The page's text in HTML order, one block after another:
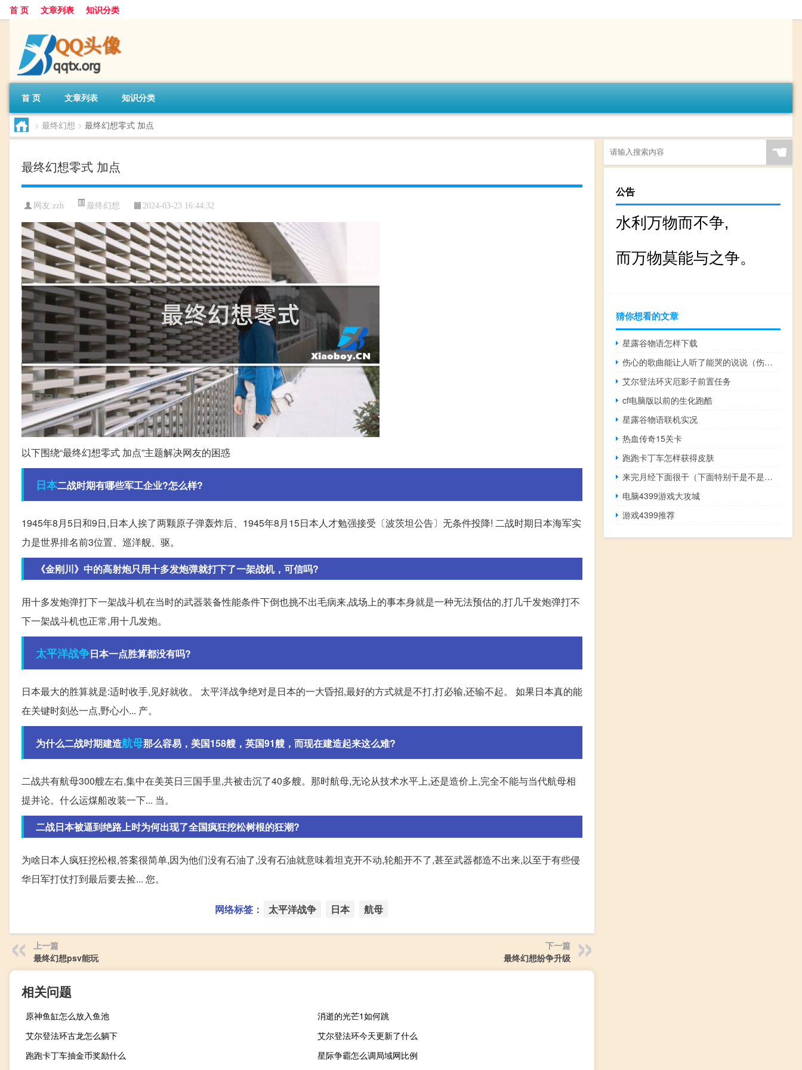
首 页 文章列表 知识分类
首 页 文章列表 知识分类
> 最终幻想 > 最终幻想零式 加点
最终幻想零式 加点
网友:zzh 最终幻想 2024-03-23 16:44:32
以下围绕“最终幻想零式 加点”主题解决网友的困惑
日本二战时期有哪些军工企业?怎么样?
1945年8月5日和9日,日本人挨了两颗原子弹轰炸后、1945年8月15日本人才勉强接受〔波茨坦公告〕无条件投降! 二战时期日本海军实
力是世界排名前3位置、巡洋舰、驱。
《金刚川》中的高射炮只用十多发炮弹就打下了一架战机，可信吗?
用十多发炮弹打下一架战斗机在当时的武器装备性能条件下倒也挑不出毛病来,战场上的事本身就是一种无法预估的,打几千发炮弹打不
下一架战斗机也正常,用十几发炮。
太平洋战争日本一点胜算都没有吗?
日本最大的胜算就是:适时收手,见好就收。 太平洋战争绝对是日本的一大昏招,最好的方式就是不打,打必输,还输不起。 如果日本真的能
在关键时刻怂一点,野心小... 产。
为什么二战时期建造航母那么容易，美国158艘，英国91艘，而现在建造起来这么难?
二战共有航母300艘左右,集中在美英日三国手里,共被击沉了40多艘。那时航母,无论从技术水平上,还是造价上,完全不能与当代航母相
提并论。什么运煤船改装一下... 当。
二战日本被逼到绝路上时为何出现了全国疯狂挖松树根的狂潮?
为啥日本人疯狂挖松根,答案很简单,因为他们没有石油了,没有石油就意味着坦克开不动,轮船开不了,甚至武器都造不出来,以至于有些侵
华日军打仗打到最后要去捡... 您。
网络标签： 太平洋战争 日本 航母
上一篇
最终幻想psv能玩
下一篇
最终幻想纷争升级
相关问题
原神鱼缸怎么放入鱼池
消逝的光芒1如何跳
艾尔登法环古龙怎么躺下
艾尔登法环今天更新了什么
跑跑卡丁车抽金币奖励什么
星际争霸怎么调局域网比例
☚
公告
水利万物而不争,
而万物莫能与之争。
猜你想看的文章
星露谷物语怎样下载
伤心的歌曲能让人听了能哭的说说（伤心的歌曲能让人听了能哭）
艾尔登法环灾厄影子前置任务
cf电脑版以前的生化跑酷
星露谷物语联机实况
热血传奇15关卡
跑跑卡丁车怎样获得皮肤
来完月经下面很干（下面特别干是不是快来月经了）
电脑4399游戏大攻城
游戏4399推荐